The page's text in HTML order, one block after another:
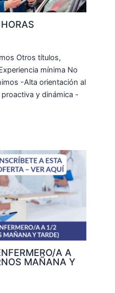
Otros títulos,
mínima No
-Alta orientación al
y dinámica -
A A
MAÑANA Y